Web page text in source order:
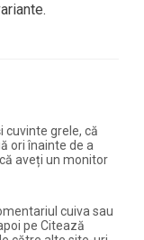
cuvinte grele, că
ori înainte de a
aveți un monitor
cuiva sau
pe Citează